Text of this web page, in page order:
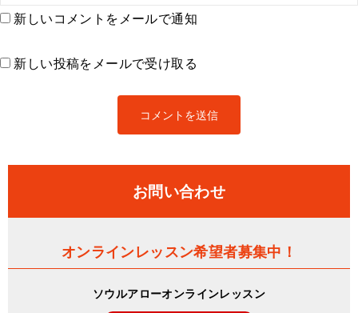
新しいコメントをメールで通知
新しい投稿をメールで受け取る
お問い合わせ
オンラインレッスン希望者募集中！
ソウルアローオンラインレッスン